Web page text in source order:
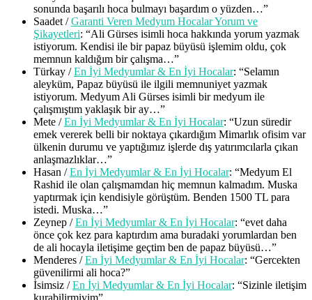
sonunda başarılı hoca bulmayı başardım o yüzden…”
Saadet /Garanti Veren Medyum Hocalar Yorum ve
Şikayetleri: “Ali Gürses isimli hoca hakkında yorum yazmak
istiyorum. Kendisi ile bir papaz büyüsü işlemim oldu, çok
memnun kaldığım bir çalışma…”
Türkay /En İyi Medyumlar & En İyi Hocalar: “Selamın
aleyküm, Papaz büyüsü ile ilgili memnuniyet yazmak
istiyorum. Medyum Ali Gürses isimli bir medyum ile
çalışmıştım yaklaşık bir ay…”
Mete /En İyi Medyumlar & En İyi Hocalar: “Uzun süredir
emek vererek belli bir noktaya çıkardığım Mimarlık ofisim var
ülkenin durumu ve yaptığımız işlerde dış yatırımcılarla çıkan
anlaşmazlıklar…”
Hasan /En İyi Medyumlar & En İyi Hocalar: “Medyum El
Rashid ile olan çalışmamdan hiç memnun kalmadım. Muska
yaptırmak için kendisiyle görüştüm. Benden 1500 TL para
istedi. Muska…”
Zeynep /En İyi Medyumlar & En İyi Hocalar: “evet daha
önce çok kez para kaptırdım ama buradaki yorumlardan ben
de ali hocayla iletişime geçtim ben de papaz büyüsü…”
Menderes /En İyi Medyumlar & En İyi Hocalar: “Gercekten
güvenilirmi ali hoca?”
İsimsiz /En İyi Medyumlar & En İyi Hocalar: “Sizinle iletişim